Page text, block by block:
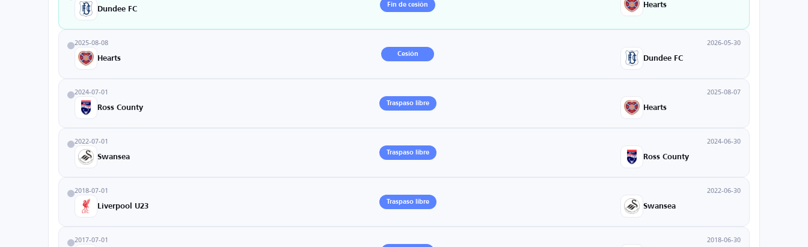
Dundee FC
Fin de cesión Hearts
2025-08-08
Hearts
Cesión
2026-05-30
Dundee FC
2024-07-01
Ross County
Traspaso libre
2025-08-07
Hearts
2022-07-01
Swansea
Traspaso libre
2024-06-30
Ross County
2018-07-01
Liverpool U23
Traspaso libre
2022-06-30
Swansea
2017-07-01 2018-06-30